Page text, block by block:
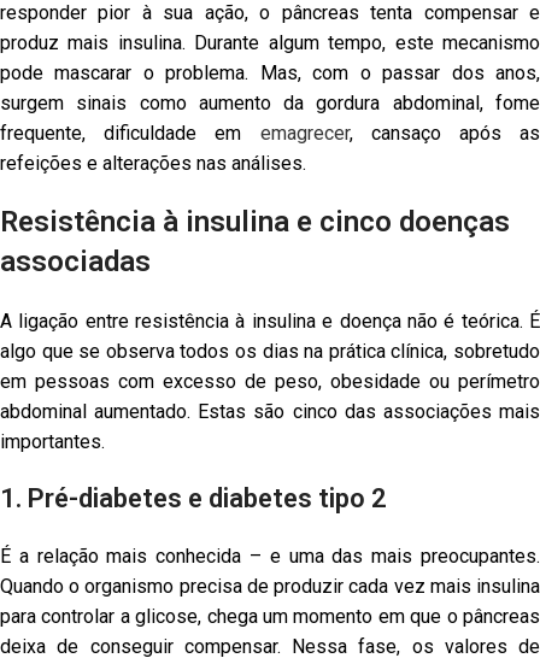
responder pior à sua ação, o pâncreas tenta compensar e
produz mais insulina. Durante algum tempo, este mecanismo
pode mascarar o problema. Mas, com o passar dos anos,
surgem sinais como aumento da gordura abdominal, fome
frequente, dificuldade em emagrecer, cansaço após as
refeições e alterações nas análises.
Resistência à insulina e cinco doenças
associadas
A ligação entre resistência à insulina e doença não é teórica. É
algo que se observa todos os dias na prática clínica, sobretudo
em pessoas com excesso de peso, obesidade ou perímetro
abdominal aumentado. Estas são cinco das associações mais
importantes.
1. Pré-diabetes e diabetes tipo 2
É a relação mais conhecida – e uma das mais preocupantes.
Quando o organismo precisa de produzir cada vez mais insulina
para controlar a glicose, chega um momento em que o pâncreas
deixa de conseguir compensar. Nessa fase, os valores de